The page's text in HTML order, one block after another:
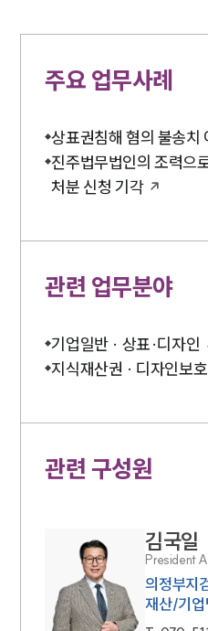
주요 업무사례
상표권침해 혐의 불송치
진주법무법인의 조력으
처분 신청 기각
관련 업무분야
기업일반 · 상표·디자인
지식재산권 · 디자인보
관련 구성원
김국일
President
의정부지
재산/기업